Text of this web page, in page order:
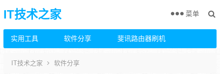
IT技术之家
实用工具 软件分享 斐讯路由器刷机
菜单
IT技术之家 软件分享